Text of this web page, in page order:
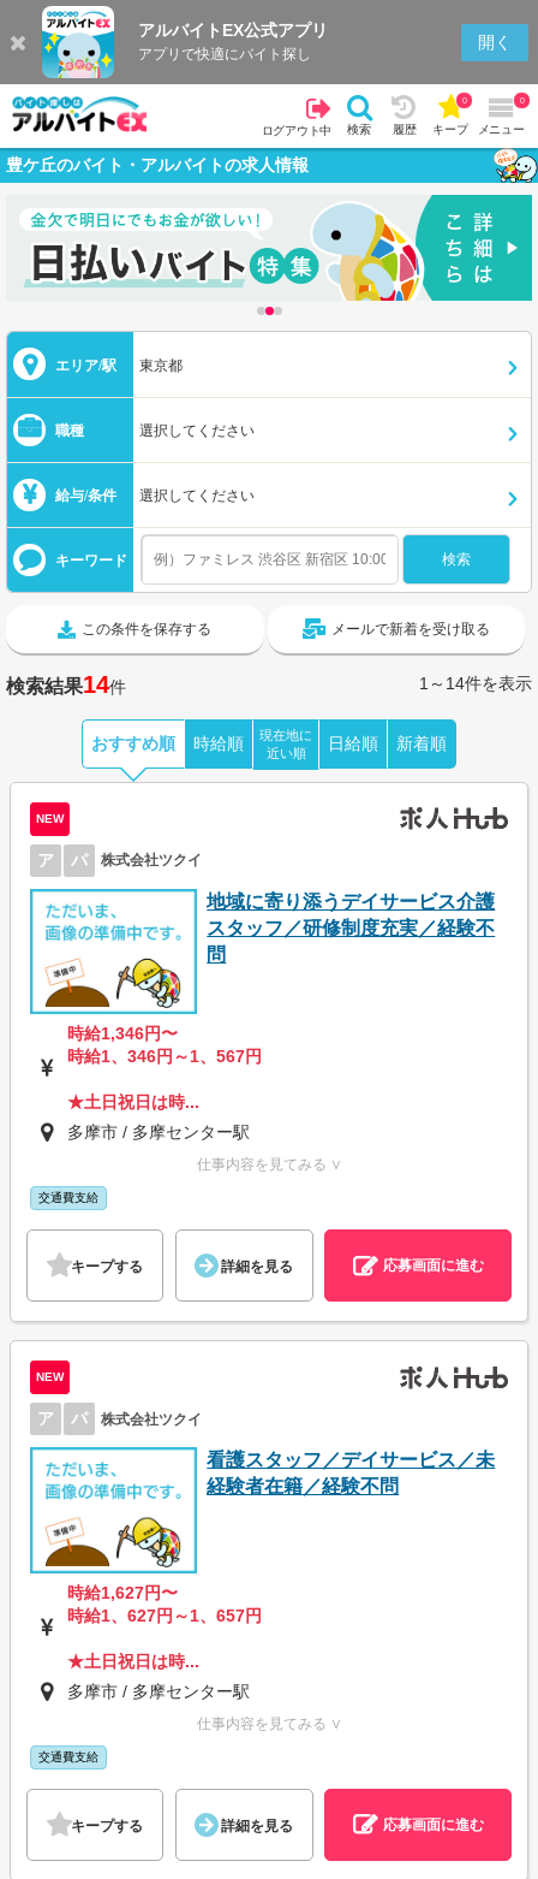
アルバイトEX公式アプリ
アプリで快適にバイト探し
開く
ログアウト中 検索 履歴 キープ
0
メニュー
0
豊ケ丘のバイト・アルバイトの求人情報
エリア/駅 東京都
職種 選択してください
給与/条件 選択してください
キーワード
この条件を保存する メールで新着を受け取る
検索結果14件 1～14件を表示
おすすめ順 時給順
現在地に
近い順
日給順 新着順
NEW
ア パ 株式会社ツクイ
地域に寄り添うデイサービス介護
スタッフ／研修制度充実／経験不
問
時給1,346円〜
時給1、346円～1、567円
★土日祝日は時...
多摩市 / 多摩センター駅
仕事内容を見てみる ∨
交通費支給
キープする 詳細を見る 応募画面に進む
NEW
ア パ 株式会社ツクイ
看護スタッフ／デイサービス／未
経験者在籍／経験不問
時給1,627円〜
時給1、627円～1、657円
★土日祝日は時...
多摩市 / 多摩センター駅
仕事内容を見てみる ∨
交通費支給
キープする 詳細を見る 応募画面に進む